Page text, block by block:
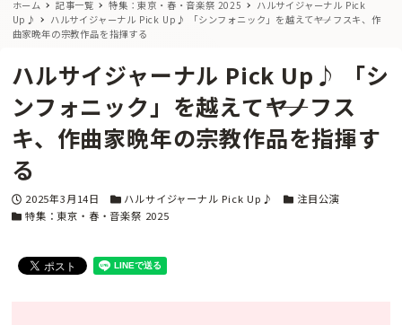
ホーム 記事一覧 特集：東京・春・音楽祭 2025
ハルサイジャーナル Pick
Up♪
ハルサイジャーナル Pick Up♪ 「シンフォニック」を越えて――ヤノフスキ、作
曲家晩年の宗教作品を指揮する
ハルサイジャーナル Pick Up♪ 「シ
ンフォニック」を越えて――ヤノフス
キ、作曲家晩年の宗教作品を指揮す
る
投稿日
2025年3月14日 カテゴリー
ハルサイジャーナル Pick Up♪ カテゴリー
注目公演
カテゴリー
特集：東京・春・音楽祭 2025